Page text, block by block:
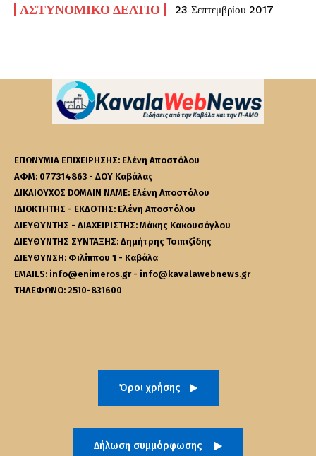
ΑΣΤΥΝΟΜΙΚΌ ΔΕΛΤΊΟ 23 Σεπτεμβρίου 2017
ΕΠΩΝΥΜΙΑ ΕΠΙΧΕΙΡΗΣΗΣ: Ελένη Αποστόλου
ΑΦΜ: 077314863 - ΔΟΥ Καβάλας
ΔΙΚΑΙΟΥΧΟΣ DOMAIN NAME: Ελένη Αποστόλου
ΙΔΙΟΚΤΗΤΗΣ - ΕΚΔΟΤΗΣ: Ελένη Αποστόλου
ΔΙΕΥΘΥΝΤΗΣ - ΔΙΑΧΕΙΡΙΣΤΗΣ: Μάκης Κακουσόγλου
ΔΙΕΥΘΥΝΤΗΣ ΣΥΝΤΑΞΗΣ: Δημήτρης Τσιπιζίδης
ΔΙΕΥΘΥΝΣΗ: Φιλίππου 1 - Καβάλα
EMAILS: info@enimeros.gr - info@kavalawebnews.gr
ΤΗΛΕΦΩΝΟ: 2510-831600
Όροι χρήσης
Δήλωση συμμόρφωσης